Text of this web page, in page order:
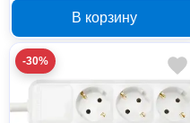
Р16-361
В корзину
-30%